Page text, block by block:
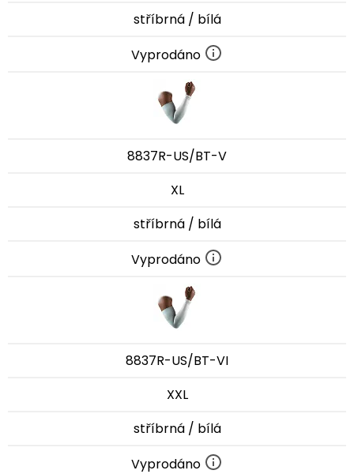
stříbrná / bílá
Vyprodáno
8837R-US/BT-V
XL
stříbrná / bílá
Vyprodáno
8837R-US/BT-VI
XXL
stříbrná / bílá
Vyprodáno